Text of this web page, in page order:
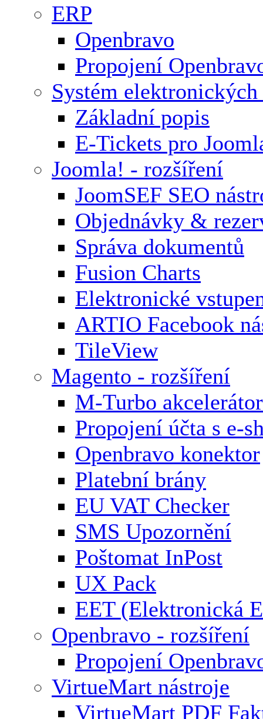
ERP
Openbravo
Propojení
Systém elektronických
Základní popis
E-Tickets pro
Joomla! - rozšíření
JoomSEF SEO
Objednávky &
Správa dokumentů
Fusion Charts
Elektronické
ARTIO Facebook
TileView
Magento - rozšíření
M-Turbo akcelerátor
Propojení účta s e-
Openbravo konektor
Platební brány
EU VAT Checker
SMS Upozornění
Poštomat InPost
UX Pack
EET (Elektronická
Openbravo - rozšíření
Propojení
VirtueMart nástroje
VirtueMart PDF